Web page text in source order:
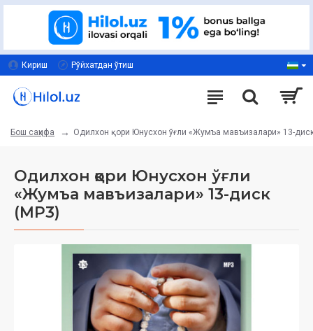
Кириш Рўйхатдан ўтиш
Бош саҳифа Одилхон қори Юнусхон ўғли «Жумъа мавъизалари» 13-
Одилхон қори Юнусхон ўғли
«Жумъа мавъизалари» 13-диск
(МР3)